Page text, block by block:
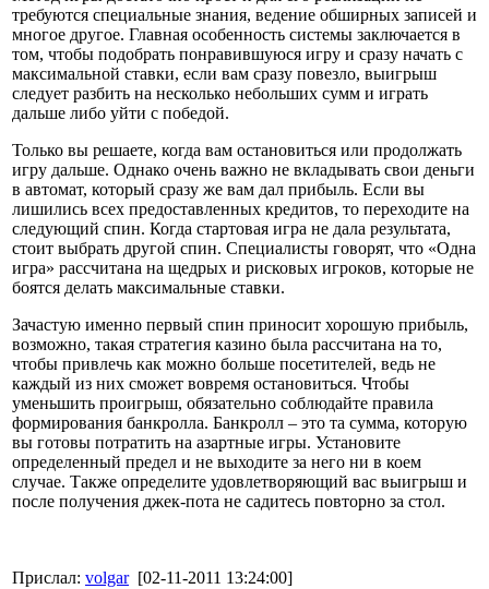
требуются специальные знания, ведение обширных записей и
многое другое. Главная особенность системы заключается в
том, чтобы подобрать понравившуюся игру и сразу начать с
максимальной ставки, если вам сразу повезло, выигрыш
следует разбить на несколько небольших сумм и играть
дальше либо уйти с победой.
Только вы решаете, когда вам остановиться или продолжать
игру дальше. Однако очень важно не вкладывать свои деньги
в автомат, который сразу же вам дал прибыль. Если вы
лишились всех предоставленных кредитов, то переходите на
следующий спин. Когда стартовая игра не дала результата,
стоит выбрать другой спин. Специалисты говорят, что «Одна
игра» рассчитана на щедрых и рисковых игроков, которые не
боятся делать максимальные ставки.
Зачастую именно первый спин приносит хорошую прибыль,
возможно, такая стратегия казино была рассчитана на то,
чтобы привлечь как можно больше посетителей, ведь не
каждый из них сможет вовремя остановиться. Чтобы
уменьшить проигрыш, обязательно соблюдайте правила
формирования банкролла. Банкролл – это та сумма, которую
вы готовы потратить на азартные игры. Установите
определенный предел и не выходите за него ни в коем
случае. Также определите удовлетворяющий вас выигрыш и
после получения джек-пота не садитесь повторно за стол.
Прислал: volgar [02-11-2011 13:24:00]